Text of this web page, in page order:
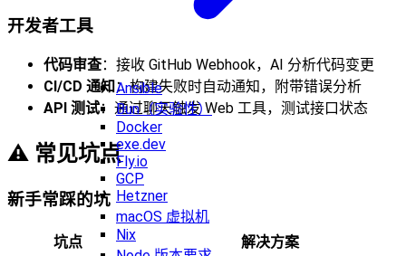
Ansible
Bun（实验性）
Docker
exe.dev
Fly.io
GCP
Hetzner
macOS 虚拟机
Nix
开发者工具
代码审查：接收 GitHub Webhook，AI 分析代码变更
CI/CD 通知 ：构建失败时自动通知，附带错误分析
API 测试：通过聊天触发 Web 工具，测试接口状态
⚠️ 常见坑点
新手常踩的坑
坑点 解决方案